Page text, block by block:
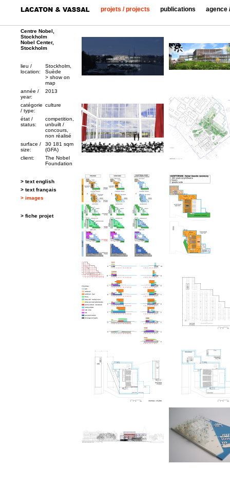
projets / projects publications agence
Centre Nobel,
Stockholm
Nobel Center,
Stockholm
lieu /
location:
Stockholm,
Suède
> show on
map
année /
year:
2013
catégorie
/ type:
culture
état /
status:
competition,
unbuilt /
concours,
non réalisé
surface /
size:
30 181 sqm
(GFA)
client:
The Nobel
Foundation
> text english
> text français
> images
> fiche projet